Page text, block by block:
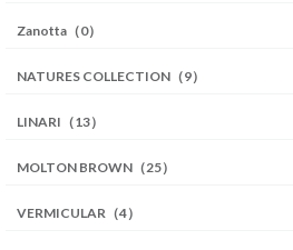
Zanotta（0）
NATURES COLLECTION（9）
LINARI（13）
MOLTON BROWN（25）
VERMICULAR（4）